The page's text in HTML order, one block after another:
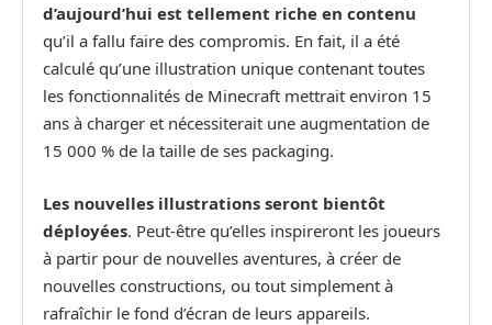
d’aujourd’hui est tellement riche en contenu
qu’il a fallu faire des compromis. En fait, il a été
calculé qu’une illustration unique contenant toutes
les fonctionnalités de Minecraft mettrait environ 15
ans à charger et nécessiterait une augmentation de
15 000 % de la taille de ses packaging.
Les nouvelles illustrations seront bientôt
déployées. Peut-être qu’elles inspireront les joueurs
à partir pour de nouvelles aventures, à créer de
nouvelles constructions, ou tout simplement à
rafraîchir le fond d’écran de leurs appareils.